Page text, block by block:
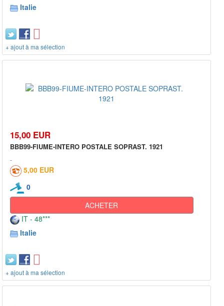
Italie
+ ajout à ma sélection
15,00 EUR
BBB99-FIUME-INTERO POSTALE SOPRAST. 1921
5,00 EUR
0
ACHETER
IT - 48***
Italie
+ ajout à ma sélection